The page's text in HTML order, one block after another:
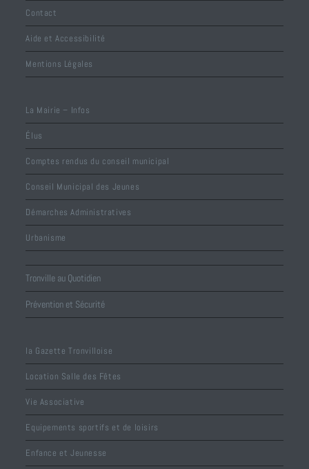
Contact
Aide et Accessibilité
Mentions Légales
La Mairie – Infos
Élus
Comptes rendus du conseil municipal
Conseil Municipal des Jeunes
Démarches Administratives
Urbanisme
Tronville au Quotidien
Prévention et Sécurité
la Gazette Tronvilloise
Location Salle des Fêtes
Vie Associative
Equipements sportifs et de loisirs
Enfance et Jeunesse